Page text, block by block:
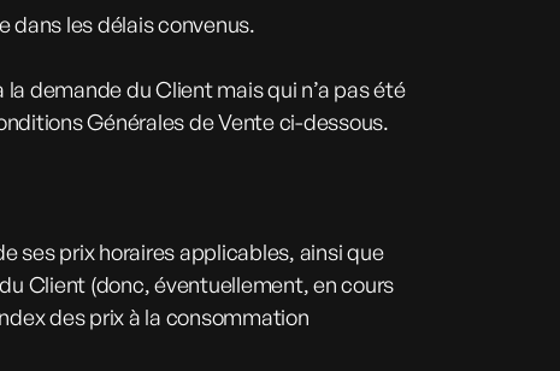
dans les délais convenus.
demande du Client mais qui n’a pas été
Générales de Vente ci-dessous.
ses prix horaires applicables, ainsi que
Client (donc, éventuellement, en cours
des prix à la consommation